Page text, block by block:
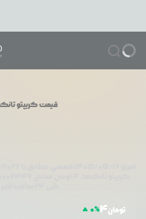
قیمتکریپتو
0%4تومان